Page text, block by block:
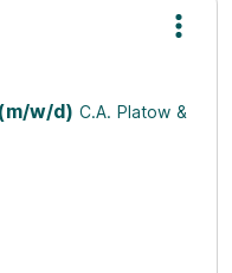
w/d) C.A. Platow &